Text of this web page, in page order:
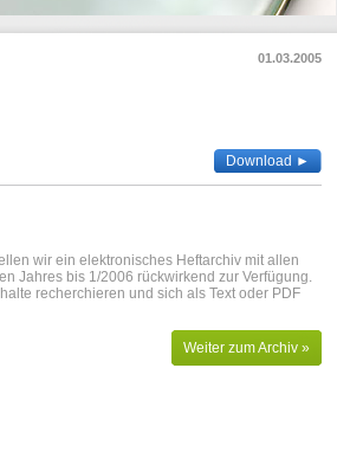
01.03.2005
Download ►
wir ein elektronisches Heftarchiv mit allen
Jahres bis 1/2006 rückwirkend zur Verfügung.
recherchieren und sich als Text oder PDF
Weiter zum Archiv »